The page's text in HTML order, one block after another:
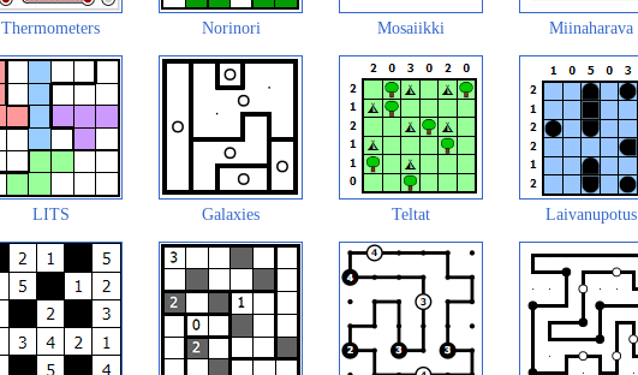
Thermometers Norinori Mosaiikki Miinaharava
LITS Galaxies Teltat Laivanupotus